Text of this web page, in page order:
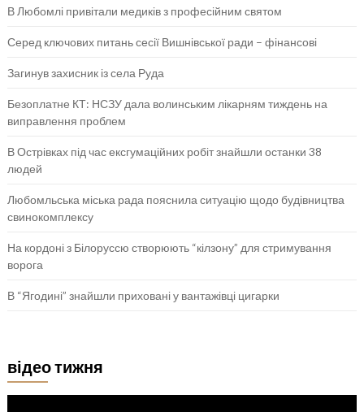
В Любомлі привітали медиків з професійним святом
Серед ключових питань сесії Вишнівської ради – фінансові
Загинув захисник із села Руда
Безоплатне КТ: НСЗУ дала волинським лікарням тиждень на
виправлення проблем
В Острівках під час ексгумаційних робіт знайшли останки 38
людей
Любомльська міська рада пояснила ситуацію щодо будівництва
свинокомплексу
На кордоні з Білоруссю створюють “кілзону” для стримування
ворога
В “Ягодині” знайшли приховані у вантажівці цигарки
відео тижня